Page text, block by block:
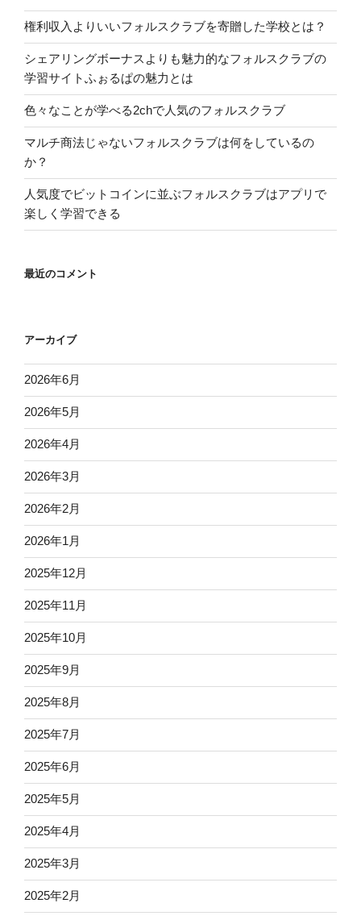
権利収入よりいいフォルスクラブを寄贈した学校とは？
シェアリングボーナスよりも魅力的なフォルスクラブの
学習サイトふぉるぱの魅力とは
色々なことが学べる2chで人気のフォルスクラブ
マルチ商法じゃないフォルスクラブは何をしているの
か？
人気度でビットコインに並ぶフォルスクラブはアプリで
楽しく学習できる
最近のコメント
アーカイブ
2026年6月
2026年5月
2026年4月
2026年3月
2026年2月
2026年1月
2025年12月
2025年11月
2025年10月
2025年9月
2025年8月
2025年7月
2025年6月
2025年5月
2025年4月
2025年3月
2025年2月